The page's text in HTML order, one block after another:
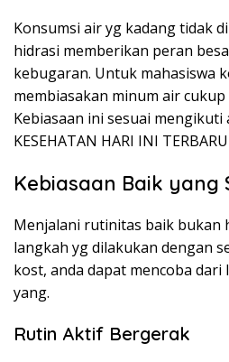
Konsumsi air yg kadang tidak
hidrasi memberikan peran
kebugaran. Untuk mahasiswa
membiasakan minum air
Kebiasaan ini sesuai mengikuti
KESEHATAN HARI INI
Kebiasaan Baik yang
Menjalani rutinitas baik bukan
langkah yg dilakukan dengan
kost, anda dapat mencoba dari
yang.
Rutin Aktif Bergerak